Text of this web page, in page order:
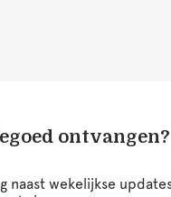
ontvangen?
wekelijkse